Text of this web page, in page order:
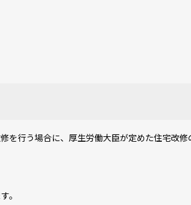
を行う場合に、厚生労働大臣が定めた住宅改修
。